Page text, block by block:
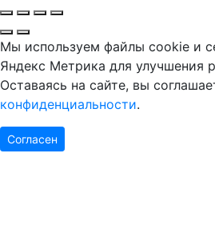
Мы используем файлы cookie и
Яндекс Метрика для улучшения
Оставаясь на сайте, вы
конфиденциальности.
Согласен